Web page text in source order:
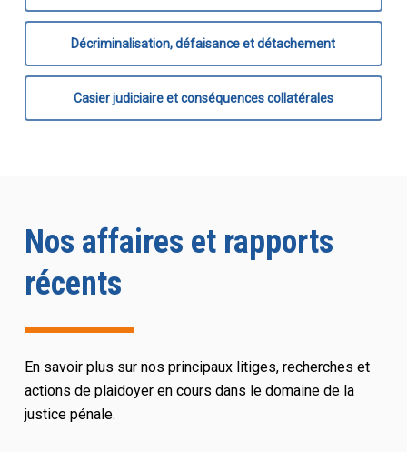
Décriminalisation, défaisance et détachement
Casier judiciaire et conséquences collatérales
Nos affaires et rapports
récents
En savoir plus sur nos principaux litiges, recherches et
actions de plaidoyer en cours dans le domaine de la
justice pénale.